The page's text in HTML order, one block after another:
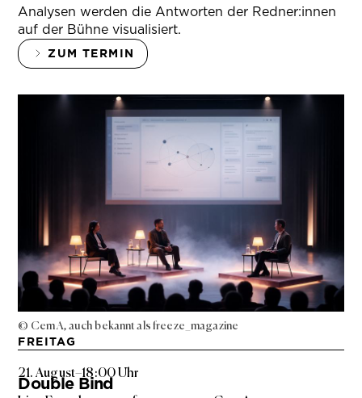
Analysen werden die Antworten der Redner:innen
auf der Bühne visualisiert.
ZUM TERMIN
© Cem A, auch bekannt als freeze_magazine
FREITAG
21. August–18:00 Uhr
Double Bind